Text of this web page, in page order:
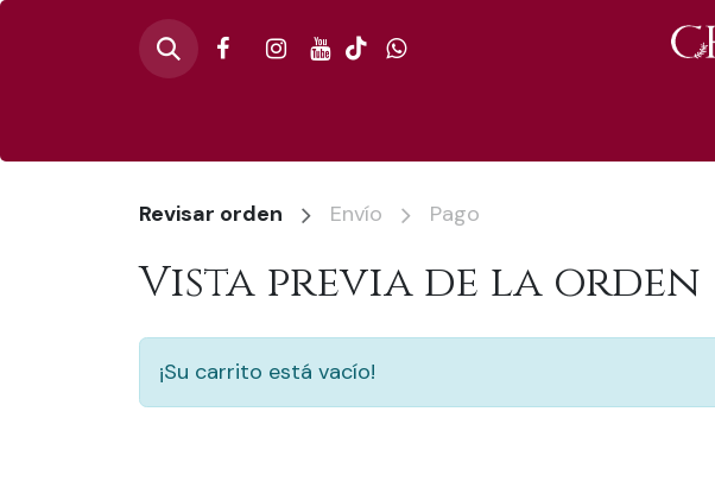
Revisar orden Envío Pago
Vista previa de la orden
¡Su carrito está vacío!